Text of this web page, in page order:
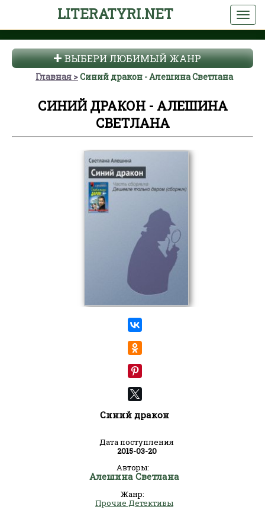
LITERATYRI.NET
ВЫБЕРИ ЛЮБИМЫЙ ЖАНР
Главная Синий дракон - Алешина Светлана
СИНИЙ ДРАКОН - АЛЕШИНА
СВЕТЛАНА
Синий дракон
Дата поступления
2015-03-20
Авторы:
Алешина Светлана
Жанр:
Прочие Детективы